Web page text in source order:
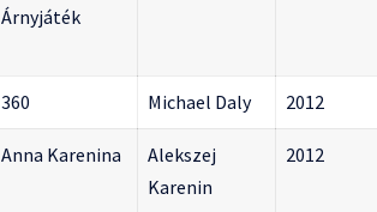
Árnyjáték
360 Michael Daly 2012
Anna Karenina
Alekszej
Karenin
2012